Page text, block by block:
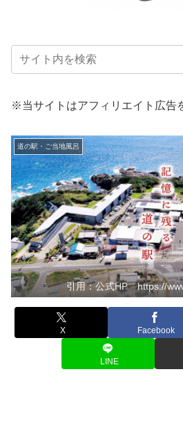
※当サイトはアフィリエイト広告
道の駅・ご当地風呂
引用：公式HP https://
X Facebook
LINE